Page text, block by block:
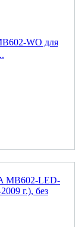
WO для